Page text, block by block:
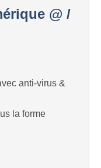
@ /
anti-virus &
la forme